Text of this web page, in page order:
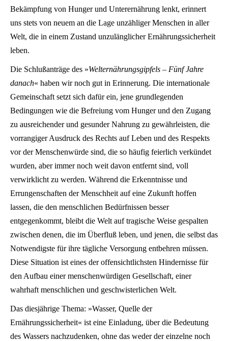
Bekämpfung von Hunger und Unterernährung lenkt, erinnert
uns stets von neuem an die Lage unzähliger Menschen in aller
Welt, die in einem Zustand unzulänglicher Ernährungssicherheit
leben.
Die Schlußanträge des »Welternährungsgipfels – Fünf Jahre
danach« haben wir noch gut in Erinnerung. Die internationale
Gemeinschaft setzt sich dafür ein, jene grundlegenden
Bedingungen wie die Befreiung vom Hunger und den Zugang
zu ausreichender und gesunder Nahrung zu gewährleisten, die
vorrangiger Ausdruck des Rechts auf Leben und des Respekts
vor der Menschenwürde sind, die so häufig feierlich verkündet
wurden, aber immer noch weit davon entfernt sind, voll
verwirklicht zu werden. Während die Erkenntnisse und
Errungenschaften der Menschheit auf eine Zukunft hoffen
lassen, die den menschlichen Bedürfnissen besser
entgegenkommt, bleibt die Welt auf tragische Weise gespalten
zwischen denen, die im Überfluß leben, und jenen, die selbst das
Notwendigste für ihre tägliche Versorgung entbehren müssen.
Diese Situation ist eines der offensichtlichsten Hindernisse für
den Aufbau einer menschenwürdigen Gesellschaft, einer
wahrhaft menschlichen und geschwisterlichen Welt.
Das diesjährige Thema: »Wasser, Quelle der
Ernährungssicherheit« ist eine Einladung, über die Bedeutung
des Wassers nachzudenken, ohne das weder der einzelne noch